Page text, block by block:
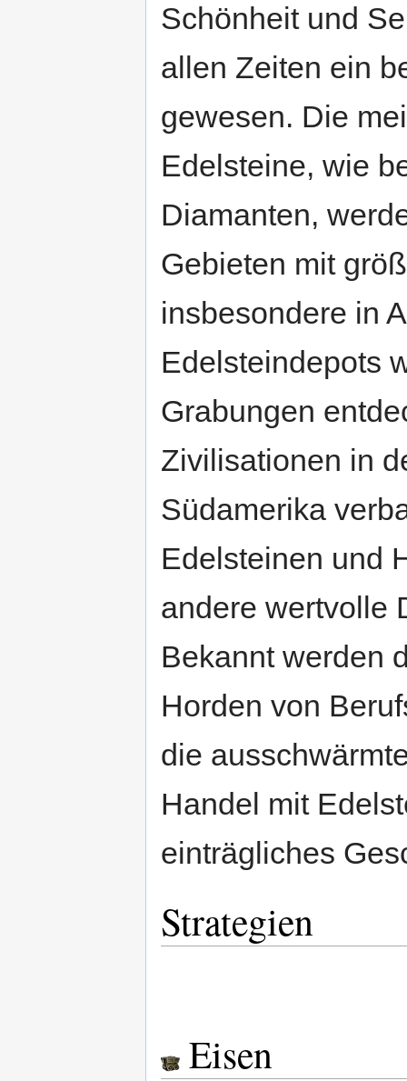
Schönheit und
allen Zeiten ein
gewesen. Die
Edelsteine, wie
Diamanten,
Gebieten mit
insbesondere in
Edelsteindepots
Grabungen
Zivilisationen in
Südamerika
Edelsteinen und
andere wertvolle
Bekannt werden
Horden von
die
Handel mit
einträgliches
Strategien
Eisen